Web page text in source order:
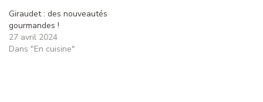
Giraudet : des nouveautés
gourmandes !
27 avril 2024
Dans "En cuisine"